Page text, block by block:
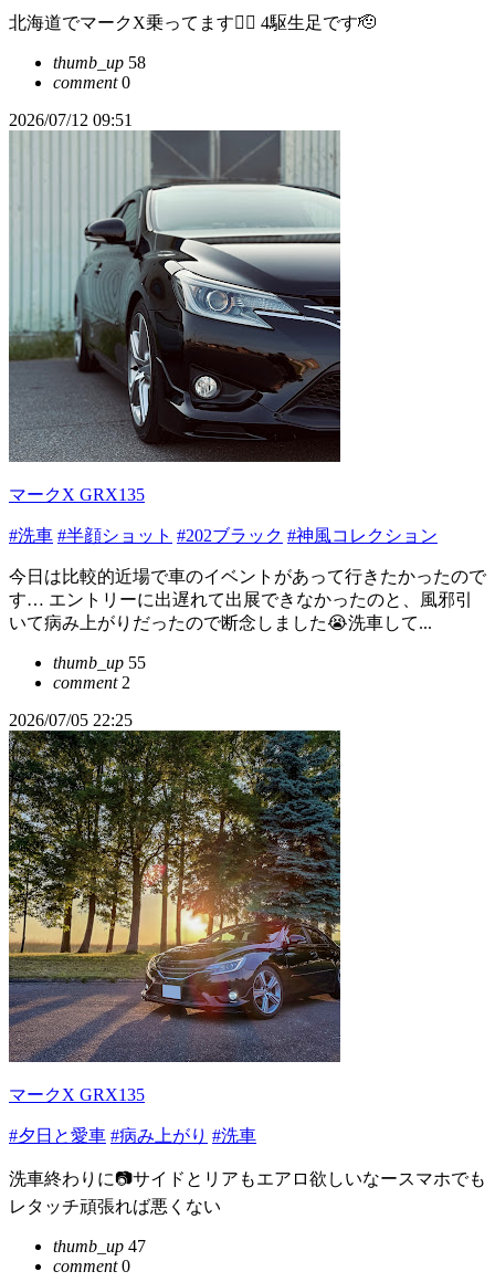
北海道でマークX乗ってます🙋‍♂️ 4駆生足です🫡
thumb_up 58
comment0
2026/07/12 09:51
マークX GRX135
#洗車 #半顔ショット #202ブラック #神風コレクション
今日は比較的近場で車のイベントがあって行きたかったので
す… エントリーに出遅れて出展できなかったのと、風邪引
いて病み上がりだったので断念しました😭洗車して...
thumb_up 55
comment2
2026/07/05 22:25
マークX GRX135
#夕日と愛車 #病み上がり #洗車
洗車終わりに📷サイドとリアもエアロ欲しいなースマホでも
レタッチ頑張れば悪くない
thumb_up 47
comment0